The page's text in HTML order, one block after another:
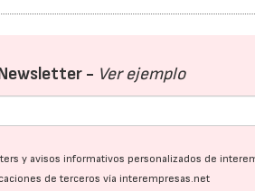
- Ver ejemplo
y avisos informativos personalizados de
de terceros vía interempresas.net